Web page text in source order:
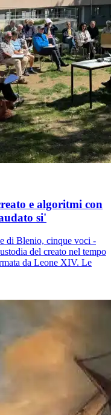
e algoritmi con
si'
di Blenio, cinque voci -
del creato nel tempo
da Leone XIV. Le